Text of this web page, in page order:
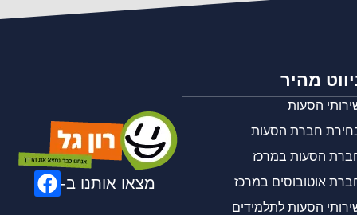
מהיר
הסעות
חברת הסעות
הסעות במרכז
אוטובוסים במרכז
הסעות לתלמידים